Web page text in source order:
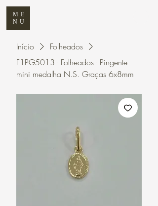
ME
NU
Início
Folheados
F1PG5013 - Folheados - Pingente
mini medalha N.S. Graças 6x8mm